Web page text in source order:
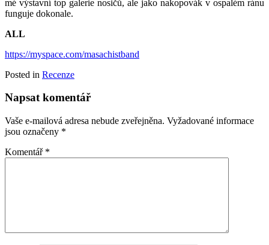
mé výstavní top galerie nosičů, ale jako nakopovák v ospalém ránu
funguje dokonale.
ALL
https://myspace.com/masachistband
Posted in Recenze
Napsat komentář
Vaše e-mailová adresa nebude zveřejněna. Vyžadované informace
jsou označeny *
Komentář *